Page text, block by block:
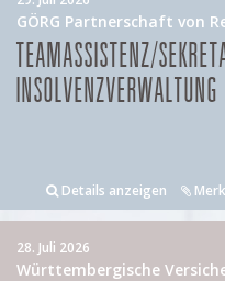
GÖRG Partnerschaft von
TEAMASSISTENZ/
Details anzeigen
28. Juli 2026
Württembergische